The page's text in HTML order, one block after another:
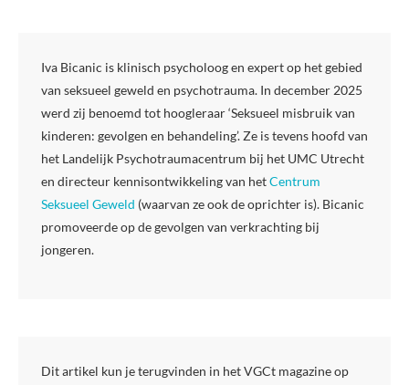
Iva Bicanic is klinisch psycholoog en expert op het gebied
van seksueel geweld en psychotrauma. In december 2025
werd zij benoemd tot hoogleraar ‘Seksueel misbruik van
kinderen: gevolgen en behandeling’. Ze is tevens hoofd van
het Landelijk Psychotraumacentrum bij het UMC Utrecht
en directeur kennisontwikkeling van hetCentrum
Seksueel Geweld (waarvan ze ook de oprichter is). Bicanic
promoveerde op de gevolgen van verkrachting bij
jongeren.
Dit artikel kun je terugvinden in het VGCt magazine op